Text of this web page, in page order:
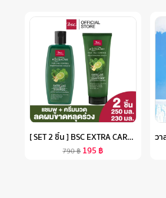
[ SET 2 ชิ้น ] BSC EXTRA CARE HAIR FALL CONTROL SHAMPOO และ BSC EXTRA CARE HAIR FALL CONTROL CONDITIONER แชมพู และครีมนวดผม สกัดจากมะกรูดและขิง สำหรับผมขาด หลุดร่วง อ่อนแอ เพิ่มประสิทธิภาพการบำรุงเส้นผม ลดการขาดหลุดร่วงของเส้นผม
790฿ 195 ฿